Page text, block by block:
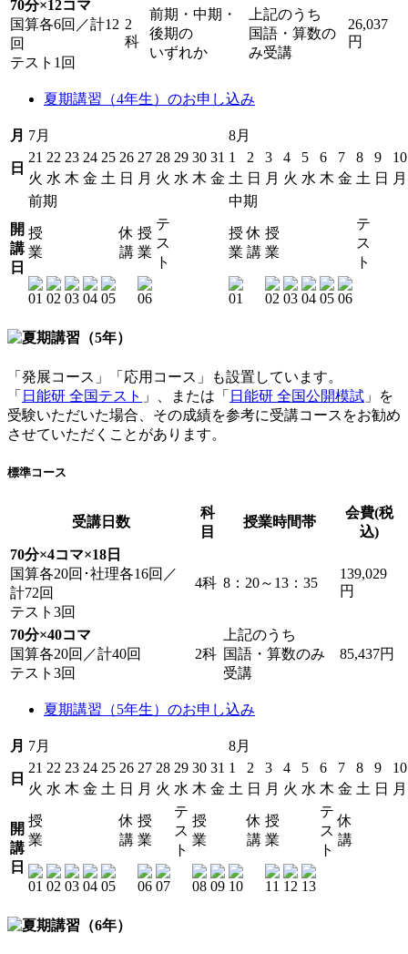
70分×12コマ
国算各6回／計12
回
テスト1回
2
科
前期・中期・
後期の
いずれか
上記のうち
国語・算数の
み受講
26,037
円
夏期講習（4年生）のお申し込み
月 7月 8月
日
21 22 23 24 25 26 27 28 29 30 31 1 2 3 4 5 6 7 8 9
10
火 水 木 金 土 日 月 火 水 木 金 土 日 月 火 水 木 金 土 日 月
開
講
日
前期 中期
授
業
休
講
授
業
テ
ス
ト
授
業
休
講
授
業
テ
ス
ト
「発展コース」「応用コース」も設置しています。
「 日能研 全国テスト 」、または「 日能研 全国公開模試 」を
受験いただいた場合、その成績を参考に受講コースをお勧め
させていただくことがあります。
標準コース
受講日数
科
目
授業時間帯
会費(税
込)
70分×4コマ×18日
国算各20回･社理各16回／
計72回
テスト3回
4科 8：20～13：35
139,029
円
70分×40コマ
国算各20回／計40回
テスト3回
2科
上記のうち
国語・算数のみ
受講
85,437円
夏期講習（5年生）のお申し込み
月 7月 8月
日
21 22 23 24 25 26 27 28 29 30 31 1 2 3 4 5 6 7 8 9
10
火 水 木 金 土 日 月 火 水 木 金 土 日 月 火 水 木 金 土 日 月
開
講
日
授
業
休
講
授
業
テ
ス
ト
授
業
休
講
授
業
テ
ス
ト
休
講